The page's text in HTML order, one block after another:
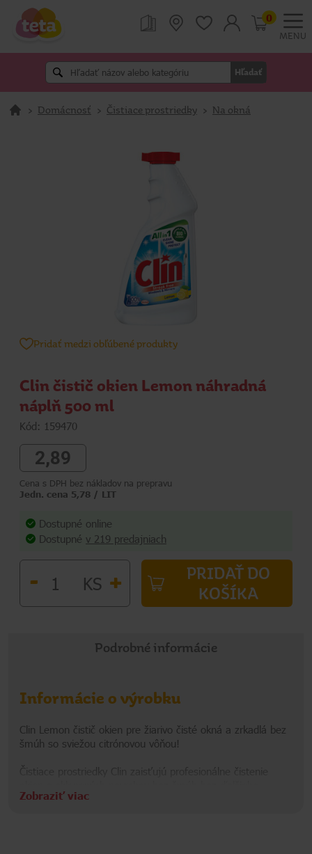
MENU
Hľadať
0
> Domácnosť > Čistiace prostriedky > Na okná
Pridať medzi obľúbené produkty
Clin čistič okien Lemon náhradná
náplň 500 ml
Kód: 159470
2,89
Cena s DPH bez nákladov na prepravu
Jedn. cena 5,78 / LIT
Dostupné online
Dostupné v 219 predajniach
- KS +
PRIDAŤ DO
KOŠÍKA
Podrobné informácie
Informácie o výrobku
Clin Lemon čistič okien pre žiarivo čisté okná a zrkadlá bez
šmúh so sviežou citrónovou vôňou!
Čistiace prostriedky Clin zaisťujú profesionálne čistenie
leštenia! Nová receptúra Clin s prírodnou zložkou bioalkohol
Zobraziť viac